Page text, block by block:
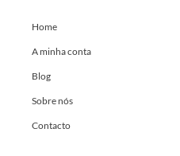
Home
A minha conta
Blog
Sobre nós
Contacto